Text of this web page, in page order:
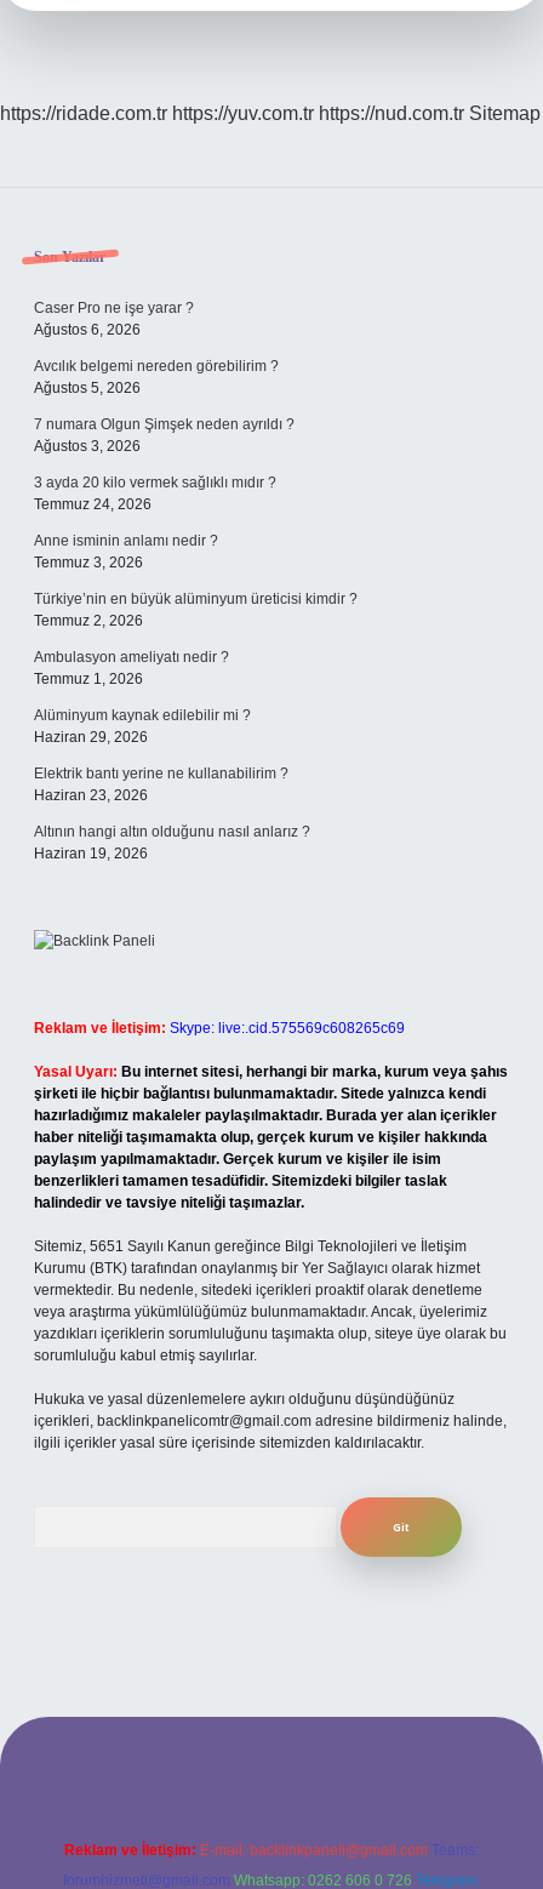
https://ridade.com.tr https://yuv.com.tr https://nud.com.tr Sitemap
Sidebar
Son Yazılar
Caser Pro ne işe yarar ?
Ağustos 6, 2026
Avcılık belgemi nereden görebilirim ?
Ağustos 5, 2026
7 numara Olgun Şimşek neden ayrıldı ?
Ağustos 3, 2026
3 ayda 20 kilo vermek sağlıklı mıdır ?
Temmuz 24, 2026
Anne isminin anlamı nedir ?
Temmuz 3, 2026
Türkiye’nin en büyük alüminyum üreticisi kimdir ?
Temmuz 2, 2026
Ambulasyon ameliyatı nedir ?
Temmuz 1, 2026
Alüminyum kaynak edilebilir mi ?
Haziran 29, 2026
Elektrik bantı yerine ne kullanabilirim ?
Haziran 23, 2026
Altının hangi altın olduğunu nasıl anlarız ?
Haziran 19, 2026
Reklam ve İletişim: Skype: live:.cid.575569c608265c69
Yasal Uyarı: Bu internet sitesi, herhangi bir marka, kurum veya şahıs
şirketi ile hiçbir bağlantısı bulunmamaktadır. Sitede yalnızca kendi
hazırladığımız makaleler paylaşılmaktadır. Burada yer alan içerikler
haber niteliği taşımamakta olup, gerçek kurum ve kişiler hakkında
paylaşım yapılmamaktadır. Gerçek kurum ve kişiler ile isim
benzerlikleri tamamen tesadüfidir. Sitemizdeki bilgiler taslak
halindedir ve tavsiye niteliği taşımazlar.
Sitemiz, 5651 Sayılı Kanun gereğince Bilgi Teknolojileri ve İletişim
Kurumu (BTK) tarafından onaylanmış bir Yer Sağlayıcı olarak hizmet
vermektedir. Bu nedenle, sitedeki içerikleri proaktif olarak denetleme
veya araştırma yükümlülüğümüz bulunmamaktadır. Ancak, üyelerimiz
yazdıkları içeriklerin sorumluluğunu taşımakta olup, siteye üye olarak bu
sorumluluğu kabul etmiş sayılırlar.
Hukuka ve yasal düzenlemelere aykırı olduğunu düşündüğünüz
içerikleri, backlinkpanelicomtr@gmail.com adresine bildirmeniz halinde,
ilgili içerikler yasal süre içerisinde sitemizden kaldırılacaktır.
Reklam ve İletişim: E-mail: backlinkpaneli@gmail.com Teams:
forumhizmeti@gmail.com Whatsapp: 0262 606 0 726 Telegram: